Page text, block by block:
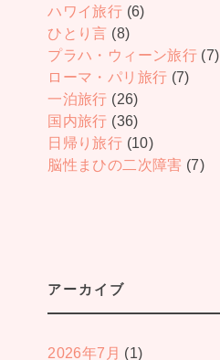
ハワイ旅行 (6)
ひとり言 (8)
プラハ・ウィーン旅行 (7)
ローマ・パリ旅行 (7)
一泊旅行 (26)
国内旅行 (36)
日帰り旅行 (10)
脳性まひの二次障害 (7)
アーカイブ
2026年7月 (1)